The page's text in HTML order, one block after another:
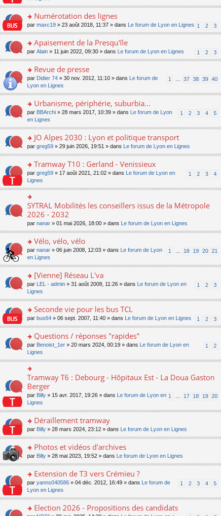
c
e
nt
lu
le
u
ré
c
e
n
o
n
lu
pl
s
ré
e
e
s
s
e
n
o
n
le
pl
s
ré
c
e
s
er
le
m
e
s
g
e
n
o
n
le
s
ré
c
nt
o
n
ult
er
le
m
e
s
g
e
n
o
n
le
u
s
ré
c
e
nt
Numérotation des lignes
1 2 3
par maxc19 » 23 août 2018, 11:37 » dans Le forum de Lyon en Lignes
o
n
ult
er
le
m
e
s
s
e
n
o
n
le
s
ré
c
e
Apaisement de la Presqu'île
1 2 3
par Alain » 11 juin 2022, 09:30 » dans Le forum de Lyon en Lignes
o
s
er
le
m
e
s
s
e
n
o
n
lu
le
pl
u
s
ré
c
e
nt
Revue de presse
1 37 38 39 40
par Didier 74 » 30 nov. 2012, 11:10 » dans
Le forum de
Lyon en Lignes
o
n
s
er
le
m
e
s
s
g
n
o
n
lu
pl
u
s
ré
c
e
nt
Urbanisme, périphérie, suburbia...
1 2 3 4 5
par BBArchi » 28 mars 2017, 10:39 » dans
Le forum de Lyon
en Lignes
o
n
ult
er
le
m
e
s
s
g
n
o
n
lu
pl
u
s
ré
c
e
JO Alpes 2030 : Lyon et politique transport
par greg59 » 29 juin 2026, 19:51 » dans Le forum de Lyon en Lignes
o
s
ult
er
le
m
e
s
s
g
o
n
lu
le
u
s
ré
c
e
nt
Tramway T10 : Gerland - Venissieux
1 2 3 4
par greg59 » 17 août 2021, 21:02 » dans
Le forum de Lyon en
Lignes
o
n
ult
er
le
m
e
s
a
g
e
n
o
n
pl
u
s
ré
c
e
nt
SYTRAL Mobilités les conseillers issus de la Métropole
2026 - 2032
par nanar » 01 mai 2026, 18:00 » dans Le forum de Lyon en Lignes
o
n
s
er
le
m
e
s
s
e
n
o
n
lu
le
pl
u
s
ré
c
e
nt
Vélo, vélo, vélo
1 18 19 20 21
par nanar » 06 juin 2008, 12:03 » dans
Le forum de Lyon
en Lignes
o
s
er
le
m
e
s
s
g
n
o
n
lu
le
u
s
ré
c
e
[Vienne] Réseau L'va
1 2 3
par LEL - admin » 31 août 2008, 11:26 » dans
Le forum de Lyon en
Lignes
o
n
ult
er
le
m
e
s
g
o
n
lu
pl
u
s
ré
c
e
Seconde vie pour les bus TCL
1 2 3
par bus64 » 06 sept. 2007, 11:40 » dans Le forum de Lyon en Lignes
o
s
ult
er
le
m
e
s
s
a
e
o
n
lu
pl
u
s
ré
c
Questions / réponses "rapides"
1 2
par Benoist_1er » 20 mars 2024, 00:19 » dans
Le forum de Lyon en
Lignes
o
n
ult
er
le
m
e
s
a
g
e
n
o
n
pl
Tramway T6 : Debourg - Hôpitaux Est - La Doua Gaston
Berger
1 17 18 19 20
par Billy » 15 avr. 2017, 19:26 » dans
Le forum de Lyon en
Lignes
o
n
ult
er
le
m
e
s
g
Déraillement tramway
par Billy » 28 mars 2024, 23:12 » dans Le forum de Lyon en Lignes
o
n
ult
er
le
m
e
Photos et vidéos d'archives
par Billy » 28 mai 2023, 19:52 » dans Le forum de Lyon en Lignes
o
s
er
Extension de T3 vers Crémieu ?
1 2 3 4 5
par yanns040586 » 04 déc. 2012, 16:49 » dans
Le forum de
Lyon en Lignes
Election 2026 - Propositions des candidats